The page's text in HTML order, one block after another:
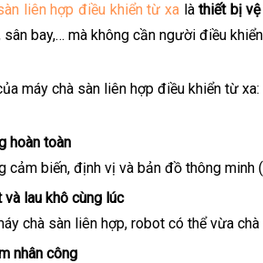
liên hợp điều khiển từ xalàthiết bị
sân bay,… mà không cần người điều
máy chà sàn liên hợp điều khiển từ xa:
hoàn toàn
cảm biến, định vị và bản đồ thông minh
và lau khô cùng lúc
chà sàn liên hợp, robot có thể vừa
nhân công